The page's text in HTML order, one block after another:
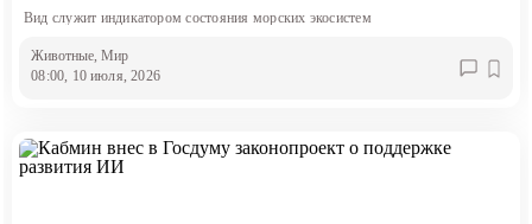
Вид служит индикатором состояния морских экосистем
Животные, Мир
08:00, 10 июля, 2026